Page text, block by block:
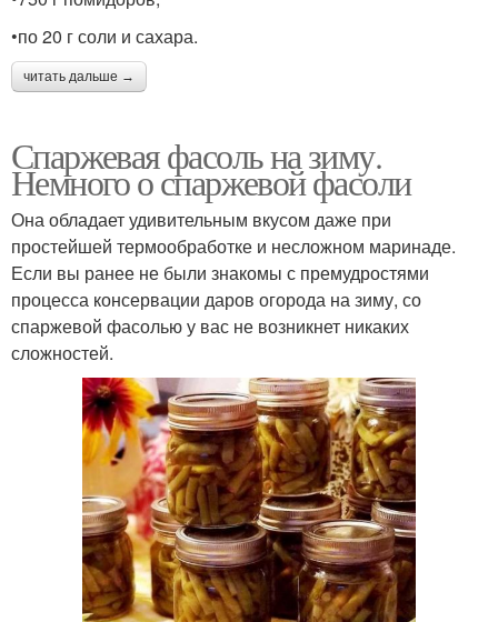
•по 20 г соли и сахара.
читать дальше →
Спаржевая фасоль на зиму.
Немного о спаржевой фасоли
Она обладает удивительным вкусом даже при
простейшей термообработке и несложном маринаде.
Если вы ранее не были знакомы с премудростями
процесса консервации даров огорода на зиму, со
спаржевой фасолью у вас не возникнет никаких
сложностей.